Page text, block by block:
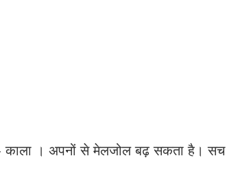
। अपनों से मेलजोल बढ़ सकता है। सच